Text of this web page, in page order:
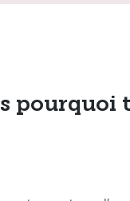
pourquoi